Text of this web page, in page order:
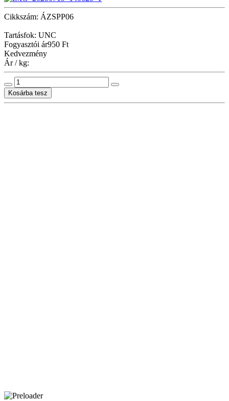
Cikkszám: ÁZSPP06
Tartásfok: UNC
Fogyasztói ár950 Ft
Kedvezmény
Ár / kg: